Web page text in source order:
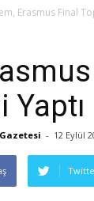
Erasmus Final
Yaptı
- 12 Eylül